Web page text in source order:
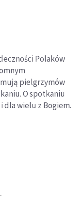
Polaków
pielgrzymów
O spotkaniu
dla wielu z Bogiem.